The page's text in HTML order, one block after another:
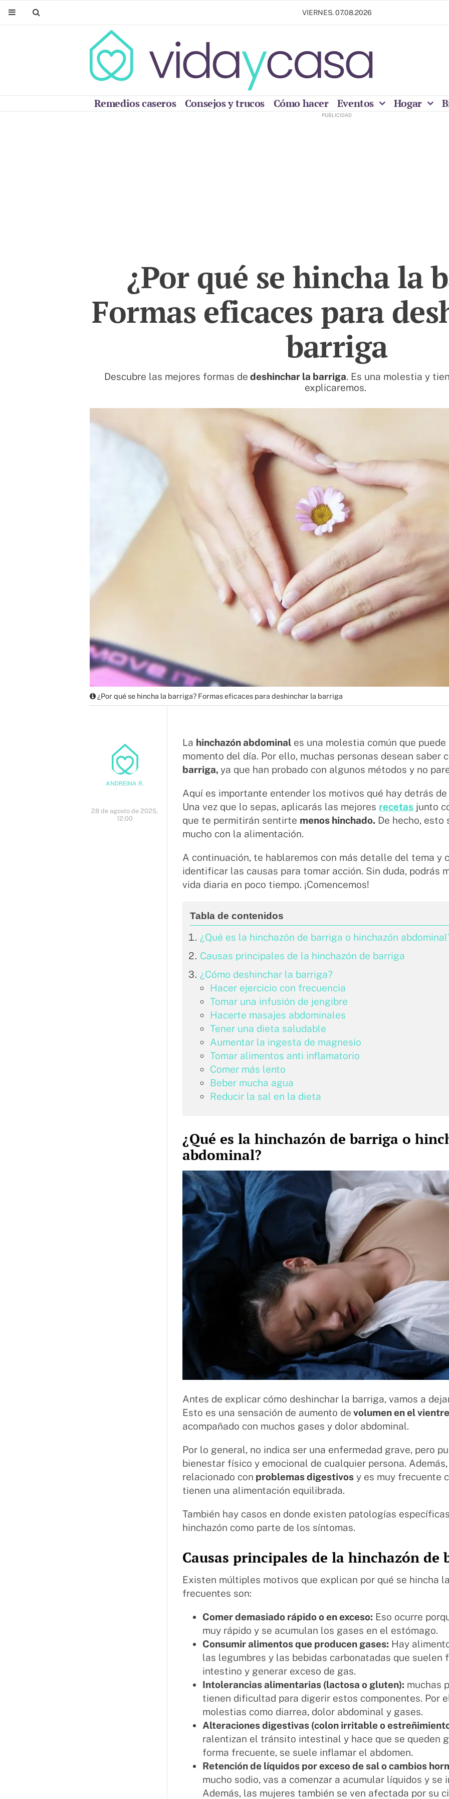
VIERNES. 07.08.2026
Remedios caseros Consejos y trucos Cómo hacer Eventos Hogar
¿Por qué se hincha la
Formas eficaces para
barriga
Descubre las mejores formas de deshinchar la barriga. Es una molestia y
explicaremos.
¿Por qué se hincha la barriga? Formas eficaces para deshinchar la barriga
ANDREINA R.
28 de agosto de 2025,
12:00
La hinchazón abdominal es una molestia común que
momento del día. Por ello, muchas personas desean saber
barriga,ya que han probado con algunos métodos y no
Aquí es importante entender los motivos qué hay detrás
Una vez que lo sepas, aplicarás las mejores recetas junto
que te permitirán sentirte menos hinchado. De hecho,
mucho con la alimentación.
A continuación, te hablaremos con más detalle del tema y
identificar las causas para tomar acción. Sin duda, podrás
vida diaria en poco tiempo. ¡Comencemos!
¿Qué es la hinchazón de barriga o hinchazón
Causas principales de la hinchazón de barriga
¿Cómo deshinchar la barriga?
Hacer ejercicio con frecuencia
Tomar una infusión de jengibre
Hacerte masajes abdominales
Tener una dieta saludable
Aumentar la ingesta de magnesio
Tomar alimentos anti inflamatorio
Comer más lento
Beber mucha agua
Reducir la sal en la dieta
¿Qué es la hinchazón de barriga o
abdominal?
Antes de explicar cómo deshinchar la barriga, vamos a
Esto es una sensación de aumento de volumen en el
acompañado con muchos gases y dolor abdominal.
Por lo general, no indica ser una enfermedad grave, pero
bienestar físico y emocional de cualquier persona.
relacionado con problemas digestivos y es muy frecuente
tienen una alimentación equilibrada.
También hay casos en donde existen patologías
hinchazón como parte de los síntomas.
Causas principales de la hinchazón de
Existen múltiples motivos que explican por qué se hincha
frecuentes son:
Comer demasiado rápido o en exceso: Eso ocurre
muy rápido y se acumulan los gases en el estómago.
Consumir alimentos que producen gases: Hay
las legumbres y las bebidas carbonatadas que suelen
intestino y generar exceso de gas.
Intolerancias alimentarias (lactosa o gluten): muchas
tienen dificultad para digerir estos componentes. Por
molestias como diarrea, dolor abdominal y gases.
Alteraciones digestivas (colon irritable o
ralentizan el tránsito intestinal y hace que se queden
forma frecuente, se suele inflamar el abdomen.
Retención de líquidos por exceso de sal o cambios
mucho sodio, vas a comenzar a acumular líquidos y
Además, las mujeres también se ven afectada por su